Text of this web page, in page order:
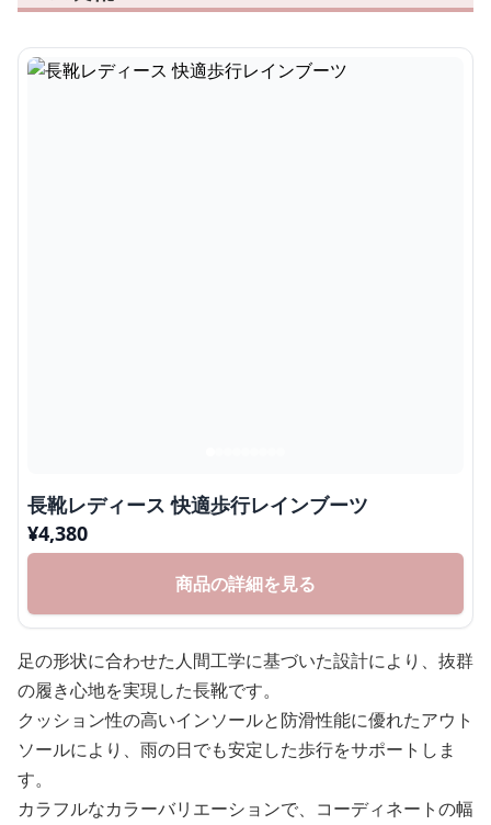
長靴レディース 快適歩行レインブーツ
¥4,380
商品の詳細を見る
足の形状に合わせた人間工学に基づいた設計により、抜群
の履き心地を実現した長靴です。
クッション性の高いインソールと防滑性能に優れたアウト
ソールにより、雨の日でも安定した歩行をサポートしま
す。
カラフルなカラーバリエーションで、コーディネートの幅